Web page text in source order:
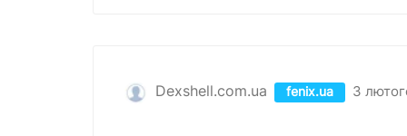
Dexshell.com.ua fenix.ua 3